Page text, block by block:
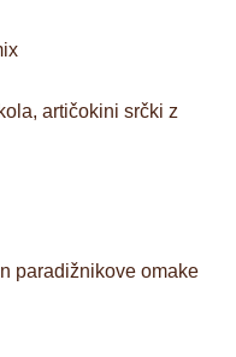
artičokini srčki z
paradižnikove omake